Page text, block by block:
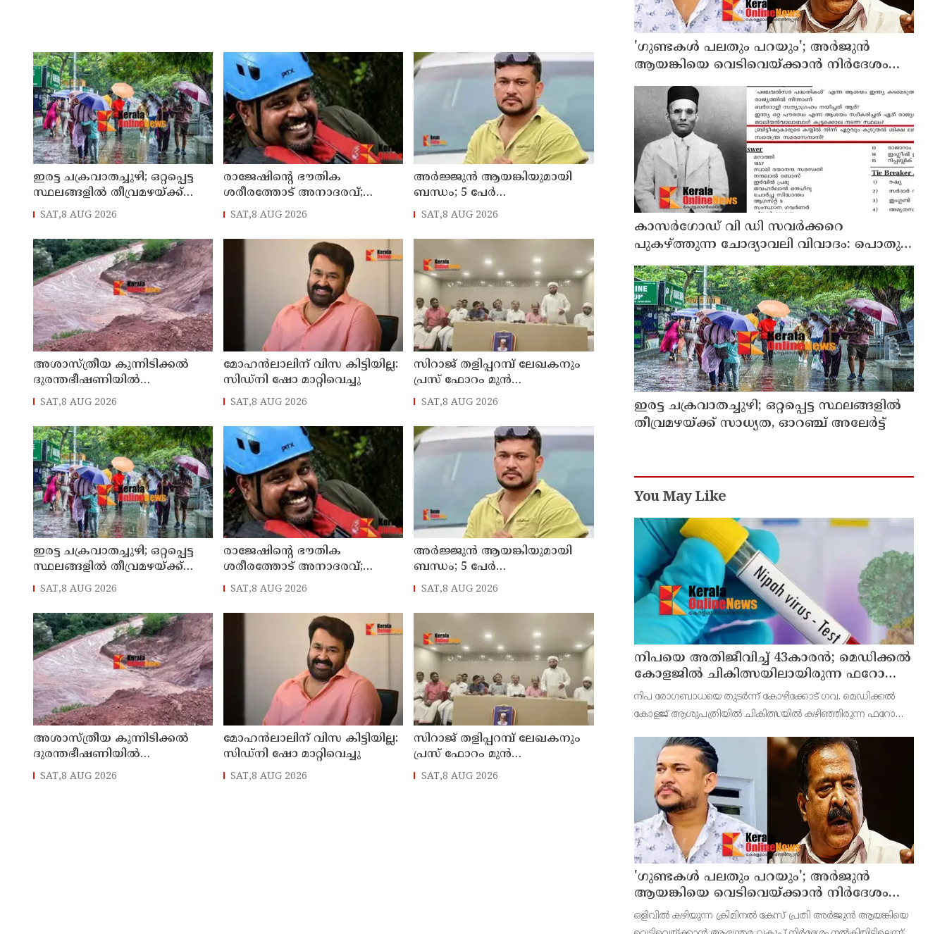
ഇരട്ട ചക്രവാതച്ചുഴി; ഒറ്റപ്പെട്ട
സ്ഥലങ്ങളില്‍ തീവ്രമഴയ്ക്ക്
സാധ്യത, ഓറഞ്ച് അലേർട്ട്
SAT,8 AUG 2026
രാജേഷിന്റെ ഭൗതിക
ശരീരത്തോട് അനാദരവ്;
അന്വേഷണ റിപ്പോര്‍ട്ട് ഇന്ന്
SAT,8 AUG 2026
അർജ്ജുൻ ആയങ്കിയുമായി
ബന്ധം; 5 പേർ
തിരുവനന്തപുരത്ത്
SAT,8 AUG 2026
അശാസ്ത്രീയ കുന്നിടിക്കൽ
ദുരന്തഭീഷണിയിൽ
കണ്ണാടിച്ചാലിലെ കുടുംബങ്ങൾ
SAT,8 AUG 2026
മോഹൻലാലിന് വിസ കിട്ടിയില്ല:
സിഡ്നി ഷോ മാറ്റിവെച്ചു
SAT,8 AUG 2026
സിറാജ് തളിപ്പറമ്പ് ലേഖകനും
പ്രസ് ഫോറം മുൻ
പ്രസിഡൻ്റുമായിരുന്ന അലി
മൊഗ്രാലിൻ്റെ വിയോഗത്തിൽ
സർവ്വകക്ഷി അനുസ്മരണം
നടത്തി
SAT,8 AUG 2026
ഇരട്ട ചക്രവാതച്ചുഴി; ഒറ്റപ്പെട്ട
സ്ഥലങ്ങളില്‍ തീവ്രമഴയ്ക്ക്
സാധ്യത, ഓറഞ്ച് അലേർട്ട്
SAT,8 AUG 2026
രാജേഷിന്റെ ഭൗതിക
ശരീരത്തോട് അനാദരവ്;
അന്വേഷണ റിപ്പോര്‍ട്ട് ഇന്ന്
SAT,8 AUG 2026
അർജ്ജുൻ ആയങ്കിയുമായി
ബന്ധം; 5 പേർ
തിരുവനന്തപുരത്ത്
SAT,8 AUG 2026
അശാസ്ത്രീയ കുന്നിടിക്കൽ
ദുരന്തഭീഷണിയിൽ
കണ്ണാടിച്ചാലിലെ കുടുംബങ്ങൾ
SAT,8 AUG 2026
മോഹൻലാലിന് വിസ കിട്ടിയില്ല:
സിഡ്നി ഷോ മാറ്റിവെച്ചു
SAT,8 AUG 2026
സിറാജ് തളിപ്പറമ്പ് ലേഖകനും
പ്രസ് ഫോറം മുൻ
പ്രസിഡൻ്റുമായിരുന്ന അലി
മൊഗ്രാലിൻ്റെ വിയോഗത്തിൽ
SAT,8 AUG 2026
'ഗുണ്ടകൾ പലതും പറയും'; അർജുൻ
ആയങ്കിയെ വെടിവെയ്ക്കാൻ നിർദേശം
നൽകിയിട്ടില്ലെന്ന് രമേശ് ചെന്നിത്തല
കാസർഗോഡ് വി ഡി സവർക്കറെ
പുകഴ്ത്തുന്ന ചോദ്യാവലി വിവാദം: പൊതു
വിദ്യാഭ്യാസ ഡയറക്ടറോട് റിപ്പോർട്ട് തേടി
വിദ്യാഭ്യാസ മന്ത്രി
ഇരട്ട ചക്രവാതച്ചുഴി; ഒറ്റപ്പെട്ട സ്ഥലങ്ങളില്‍
തീവ്രമഴയ്ക്ക് സാധ്യത, ഓറഞ്ച് അലേർട്ട്
You May Like
നിപയെ അതിജീവിച്ച് 43കാരന്‍; മെഡിക്കല്‍
കോളജില്‍ ചികിത്സയിലായിരുന്ന ഫറോക്ക്
സ്വദേശി വീട്ടിലേക്ക് മടങ്ങി
നിപ രോഗബാധയെ തുടര്‍ന്ന് കോഴിക്കോട് ഗവ. മെഡിക്കല്‍
കോളജ് ആശുപത്രിയില്‍ ചികിത്സയില്‍ കഴിഞ്ഞിരുന്ന ഫറോക്ക്
ആശുപത്രി വിട്ടു. ജൂണ്‍ 11ന് പുലര്‍ച്ചെയാണ
'ഗുണ്ടകൾ പലതും പറയും'; അർജുൻ
ആയങ്കിയെ വെടിവെയ്ക്കാൻ നിർദേശം
നൽകിയിട്ടില്ലെന്ന് രമേശ് ചെന്നിത്തല
ഒളിവില്‍ കഴിയുന്ന ക്രിമിനല്‍ കേസ് പ്രതി അര്‍ജുന്‍ ആയങ്കിയെ